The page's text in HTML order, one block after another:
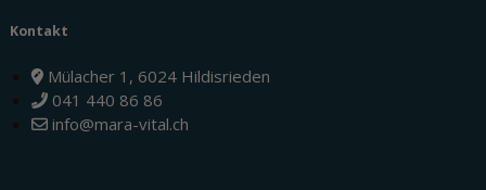
Kontakt
Mülacher 1, 6024 Hildisrieden
041 440 86 86
info@mara-vital.ch